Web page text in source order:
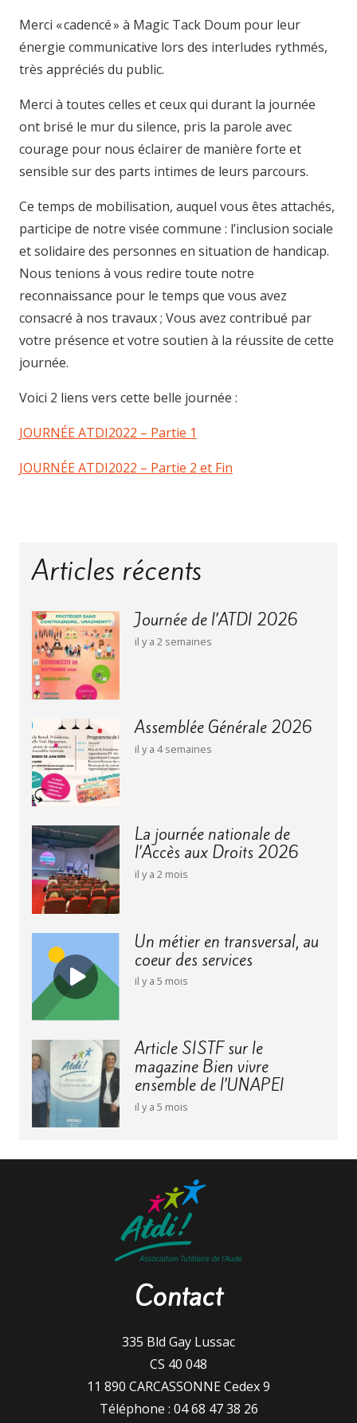
Merci « cadencé » à Magic Tack Doum pour leur
énergie communicative lors des interludes rythmés,
très appréciés du public.
Merci à toutes celles et ceux qui durant la journée
ont brisé le mur du silence, pris la parole avec
courage pour nous éclairer de manière forte et
sensible sur des parts intimes de leurs parcours.
Ce temps de mobilisation, auquel vous êtes attachés,
participe de notre visée commune : l’inclusion sociale
et solidaire des personnes en situation de handicap.
Nous tenions à vous redire toute notre
reconnaissance pour le temps que vous avez
consacré à nos travaux ; Vous avez contribué par
votre présence et votre soutien à la réussite de cette
journée.
Voici 2 liens vers cette belle journée :
JOURNÉE ATDI2022 – Partie 1
JOURNÉE ATDI2022 – Partie 2 et Fin
Articles récents
Journée de l’ATDI 2026
il y a 2 semaines
Assemblée Générale 2026
il y a 4 semaines
La journée nationale de
l’Accès aux Droits 2026
il y a 2 mois
Un métier en transversal, au
coeur des services
il y a 5 mois
Article SISTF sur le
magazine Bien vivre
ensemble de l’UNAPEI
il y a 5 mois
Contact
335 Bld Gay Lussac
CS 40 048
11 890 CARCASSONNE Cedex 9
Téléphone : 04 68 47 38 26